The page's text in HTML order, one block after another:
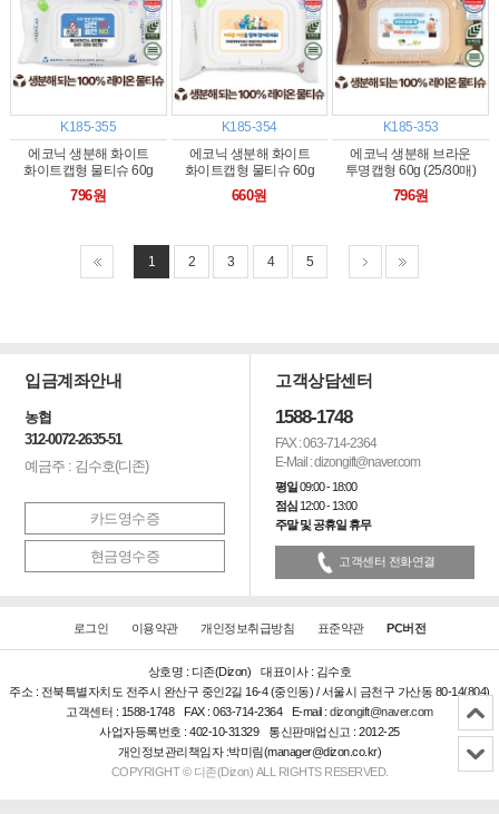
K185-355
에코닉 생분해 화이트
화이트캡형 물티슈 60g
(25/30매)
796원
K185-354
에코닉 생분해 화이트
화이트캡형 물티슈 60g
(20매)
660원
K185-353
에코닉 생분해 브라운
투명캡형 60g (25/30매)
796원
1 2 3 4 5
입금계좌안내
농협
312-0072-2635-51
예금주 : 김수호(디존)
카드영수증
현금영수증
고객상담센터
1588-1748
FAX : 063-714-2364
E-Mail : dizongift@naver.com
평일 09:00 - 18:00
점심 12:00 - 13:00
주말 및 공휴일 휴무
고객센터 전화연결
로그인 이용약관 개인정보취급방침 표준약관 PC버전
상호명 : 디존(Dizon)
대표이사 : 김수호
주소 : 전북특별자치도 전주시 완산구 중인2길 16-4 (중인동) / 서울시 금천구 가산동 80-14(804)
고객센터 : 1588-1748
FAX : 063-714-2364 E-mail :dizongift@naver.com
사업자등록번호 : 402-10-31329
통신판매업신고 : 2012-25
개인정보관리책임자 :박미림(manager@dizon.co.kr)
COPYRIGHT © 디존(Dizon) ALL RIGHTS RESERVED.